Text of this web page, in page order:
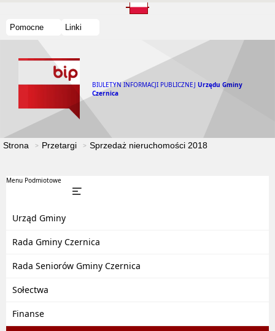
Pomocne Linki
BIULETYN INFORMACJI PUBLICZNEJ Urzędu Gminy
Czernica
Strona Przetargi Sprzedaż nieruchomości 2018
Menu Podmiotowe
Urząd Gminy
Rada Gminy Czernica
Rada Seniorów Gminy Czernica
Sołectwa
Finanse